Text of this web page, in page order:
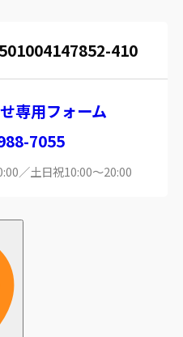
410
専用フォーム
7055
／土日祝10:00～20:00